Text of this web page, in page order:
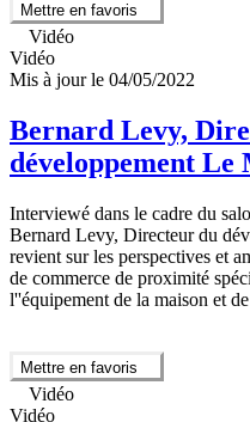
Mettre en favoris
Vidéo
Vidéo
Mis à jour le 04/05/2022
Bernard Levy,
développement
Interviewé dans le cadre du
Bernard Levy, Directeur du
revient sur les perspectives et
de commerce de proximité
l''équipement de la maison et
Mettre en favoris
Vidéo
Vidéo